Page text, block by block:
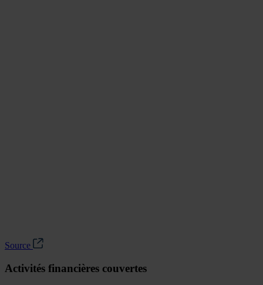
Source
Activités financières couvertes